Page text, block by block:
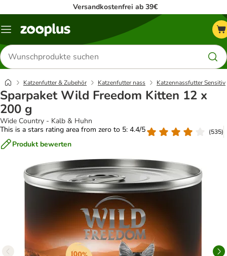
Versandkostenfrei ab 39€
Menü
Produkte
suchen
Katzenfutter & Zubehör Katzenfutter nass Katzennassfutter Sensitiv
Sparpaket Wild Freedom Kitten 12 x
200 g
Wide Country - Kalb & Huhn
This is a stars rating area from zero to 5: 4.4/5
(535)
Produkt bewerten